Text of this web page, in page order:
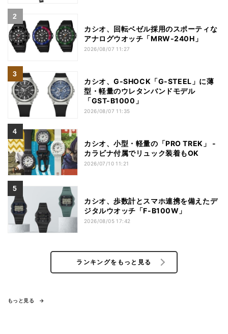
カシオ、回転ベゼル採用のスポーティな
アナログウオッチ「MRW-240H」
2026/08/07 11:27
カシオ、G-SHOCK「G-STEEL」に薄
型・軽量のウレタンバンドモデル
「GST-B1000」
2026/08/07 11:35
カシオ、小型・軽量の「PRO TREK」 -
カラビナ付属でリュック装着もOK
2026/07/10 11:21
カシオ、歩数計とスマホ連携を備えたデ
ジタルウオッチ「F-B100W」
2026/08/05 17:42
ランキングをもっと見る
もっと見る